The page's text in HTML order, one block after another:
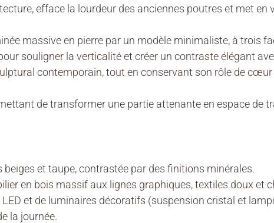
efface la lourdeur des anciennes poutres et met
massive en pierre par un modèle minimaliste, à trois
souligner la verticalité et créer un contraste élégant
contemporain, tout en conservant son rôle de cœur
de transformer une partie attenante en espace de
et taupe, contrastée par des finitions minérales.
en bois massif aux lignes graphiques, textiles doux et
et de luminaires décoratifs (suspension cristal et
la journée.